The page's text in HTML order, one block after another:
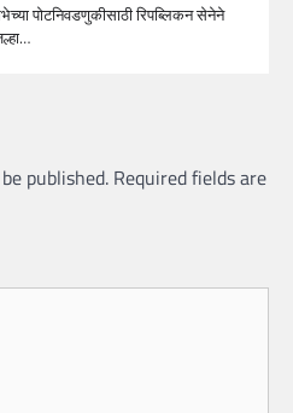
पोटनिवडणुकीसाठी रिपब्लिकन सेनेने
published. Required fields are